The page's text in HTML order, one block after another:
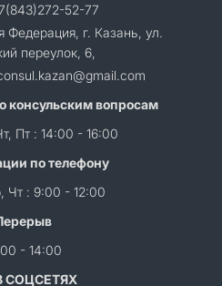
52-77
г. Казань, ул.
переулок, 6,
консульским вопросам
Пт : 14:00 - 16:00
по телефону
Чт : 9:00 - 12:00
- 14:00
СОЦСЕТЯХ